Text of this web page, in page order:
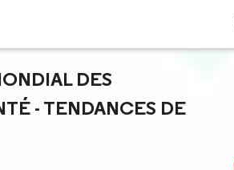
DES
- TENDANCES DE